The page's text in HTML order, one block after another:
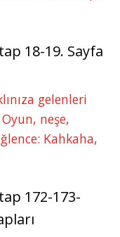
18-19. Sayfa
gelenleri
neşe,
Kahkaha,
172-173-